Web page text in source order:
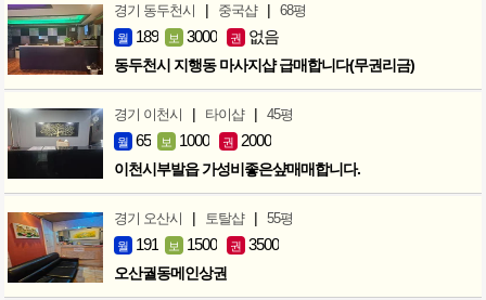
경기 동두천시 | 중국샵 | 68평
월 189 보 3000 권 없음
동두천시 지행동 마사지샵 급매합니다(무권리금)
경기 이천시 | 타이샵 | 45평
월 65 보 1000 권 2000
이천시부발읍 가성비좋은샾매매합니다.
경기 오산시 | 토탈샵 | 55평
월 191 보 1500 권 3500
오산궐동메인상권